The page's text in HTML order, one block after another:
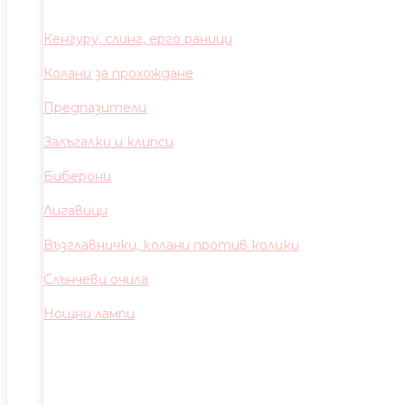
Кенгуру, слинг, ерго раници
Колани за прохождане
Предпазители
Залъгалки и клипси
Биберони
Лигавици
Възглавнички, колани против колики
Слънчеви очила
Нощни лампи